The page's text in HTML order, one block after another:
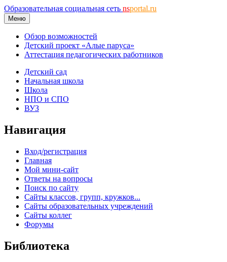
Образовательная социальная сеть nsportal.ru
Меню
Обзор возможностей
Детский проект «Алые паруса»
Аттестация педагогических работников
Детский сад
Начальная школа
Школа
НПО и СПО
ВУЗ
Навигация
Вход/регистрация
Главная
Мой мини-сайт
Ответы на вопросы
Поиск по сайту
Сайты классов, групп, кружков...
Сайты образовательных учреждений
Сайты коллег
Форумы
Библиотека